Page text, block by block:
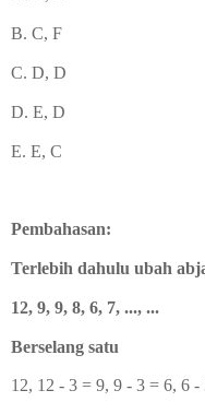
B. C, F
C. D, D
D. E, D
E. E, C
Pembahasan:
Terlebih dahulu ubah
12, 9, 9, 8, 6, 7, ..., ...
Berselang satu
12, 12 - 3 = 9, 9 - 3 = 6, 6 -